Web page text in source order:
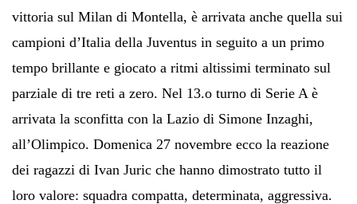
vittoria sul Milan di Montella, è arrivata anche quella sui
campioni d’Italia della Juventus in seguito a un primo
tempo brillante e giocato a ritmi altissimi terminato sul
parziale di tre reti a zero. Nel 13.o turno di Serie A è
arrivata la sconfitta con la Lazio di Simone Inzaghi,
all’Olimpico. Domenica 27 novembre ecco la reazione
dei ragazzi di Ivan Juric che hanno dimostrato tutto il
loro valore: squadra compatta, determinata, aggressiva.